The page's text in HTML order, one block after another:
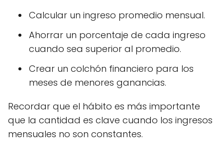
Calcular un ingreso promedio mensual.
Ahorrar un porcentaje de cada ingreso
cuando sea superior al promedio.
Crear un colchón financiero para los
meses de menores ganancias.
Recordar que el hábito es más importante
que la cantidad es clave cuando los ingresos
mensuales no son constantes.